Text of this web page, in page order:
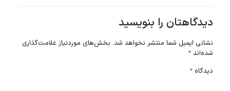
دیدگاهتان را بنویسید
نشانی ایمیل شما منتشر نخواهد شد. بخش‌های موردنیاز علامت‌گذاری
شده‌اند *
دیدگاه *